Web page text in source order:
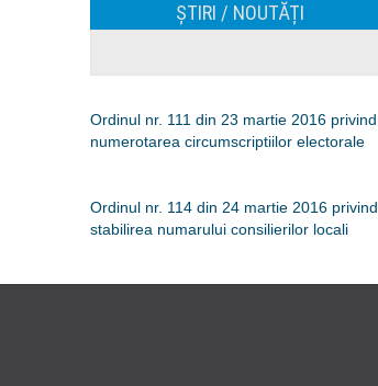
ȘTIRI / NOUTĂȚI
Ordinul nr. 111 din 23 martie 2016 privind
numerotarea circumscriptiilor electorale
Ordinul nr. 114 din 24 martie 2016 privind
stabilirea numarului consilierilor locali